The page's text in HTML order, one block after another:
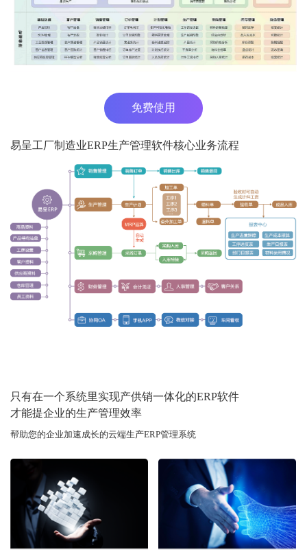
免费使用
易呈工厂制造业ERP生产管理软件核心业务流程
只有在一个系统里实现产供销一体化的ERP软件
才能提企业的生产管理效率
帮助您的企业加速成长的云端生产ERP管理系统